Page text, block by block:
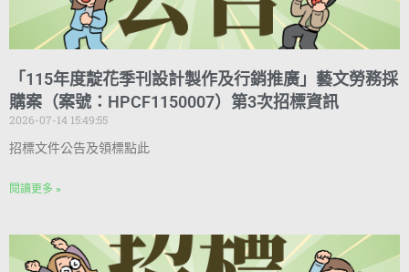
「115年度靛花季刊設計製作及行銷推廣」藝文勞務採
購案（案號：HPCF1150007）第3次招標資訊
2026-07-14 15:49:55
招標文件公告及領標點此
閱讀更多 »